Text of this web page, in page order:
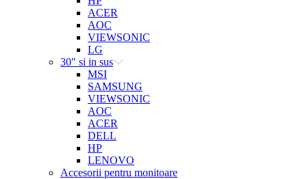
ACER
AOC
VIEWSONIC
LG
30" si in sus
MSI
SAMSUNG
VIEWSONIC
AOC
ACER
DELL
HP
LENOVO
Accesorii pentru monitoare